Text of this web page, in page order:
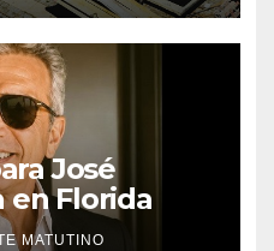
José
en Florida
MATUTINO